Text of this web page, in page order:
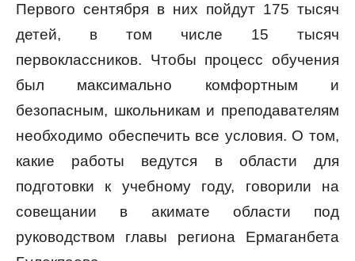
Первого сентября в них пойдут 175 тысяч
детей, в том числе 15 тысяч
первоклассников. Чтобы процесс обучения
был максимально комфортным и
безопасным, школьникам и преподавателям
необходимо обеспечить все условия. О том,
какие работы ведутся в области для
подготовки к учебному году, говорили на
совещании в акимате области под
руководством главы региона Ермаганбета